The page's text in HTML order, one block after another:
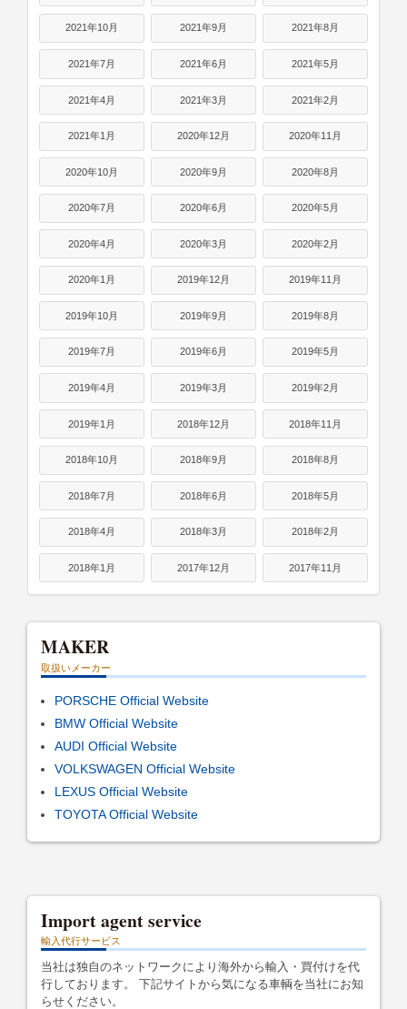
2021年10月 2021年9月 2021年8月
2021年7月 2021年6月 2021年5月
2021年4月 2021年3月 2021年2月
2021年1月 2020年12月 2020年11月
2020年10月 2020年9月 2020年8月
2020年7月 2020年6月 2020年5月
2020年4月 2020年3月 2020年2月
2020年1月 2019年12月 2019年11月
2019年10月 2019年9月 2019年8月
2019年7月 2019年6月 2019年5月
2019年4月 2019年3月 2019年2月
2019年1月 2018年12月 2018年11月
2018年10月 2018年9月 2018年8月
2018年7月 2018年6月 2018年5月
2018年4月 2018年3月 2018年2月
2018年1月 2017年12月 2017年11月
MAKER
取扱いメーカー
PORSCHE Official Website
BMW Official Website
AUDI Official Website
VOLKSWAGEN Official Website
LEXUS Official Website
TOYOTA Official Website
Import agent service
輸入代行サービス
当社は独自のネットワークにより海外から輸入・買付けを代
行しております。 下記サイトから気になる車輌を当社にお知
らせください。